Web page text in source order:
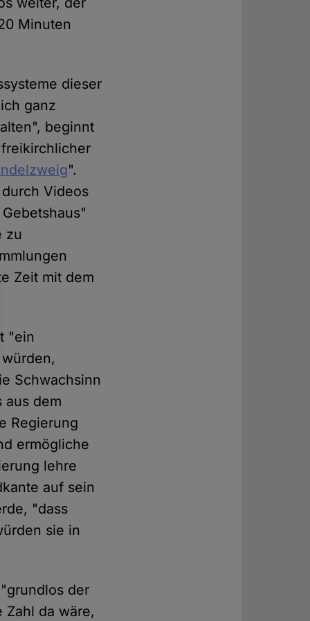
Minuten
dieser
ganz
beginnt
".
Videos
zu
Zeit mit dem
"ein
Schwachsinn
aus dem
Regierung
ermögliche
lehre
auf sein
"dass
sie in
der
da wäre,